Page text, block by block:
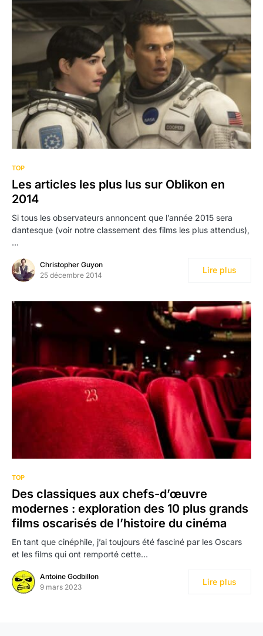
TOP
Les articles les plus lus sur Oblikon en
2014
Si tous les observateurs annoncent que l’année 2015 sera
dantesque (voir notre classement des films les plus attendus),
…
Christopher Guyon
25 décembre 2014
Lire plus
TOP
Des classiques aux chefs-d’œuvre
modernes : exploration des 10 plus grands
films oscarisés de l’histoire du cinéma
En tant que cinéphile, j’ai toujours été fasciné par les Oscars
et les films qui ont remporté cette…
Antoine Godbillon
9 mars 2023
Lire plus